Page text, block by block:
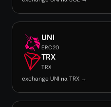
UNI
ERC20
TRX
TRX
exchange UNI на TRX →